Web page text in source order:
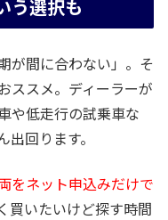
う選択も
が間に合わない」。そ
ススメ。ディーラーが
や低走行の試乗車な
回ります。
をネット申込みだけで
買いたいけど探す時間